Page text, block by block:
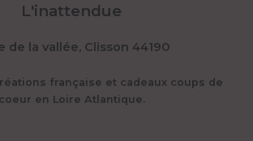
L'inattendue
de la vallée, Clisson 44190
française et cadeaux coups de
coeur en Loire Atlantique.